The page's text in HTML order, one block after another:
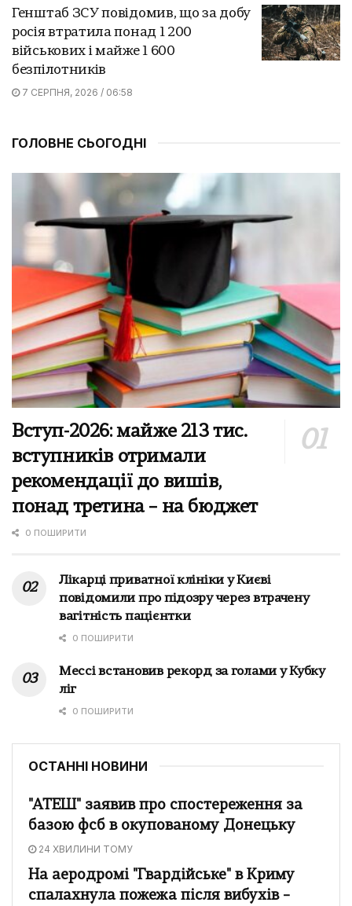
Генштаб ЗСУ повідомив, що за добу
росія втратила понад 1 200
військових і майже 1 600
безпілотників
7 СЕРПНЯ, 2026 / 06:58
ГОЛОВНЕ СЬОГОДНІ
Вступ-2026: майже 213 тис.
вступників отримали
рекомендації до вишів,
понад третина – на бюджет
0 ПОШИРИТИ
Лікарці приватної клініки у Києві
повідомили про підозру через втрачену
вагітність пацієнтки
0 ПОШИРИТИ
Мессі встановив рекорд за голами у Кубку
ліг
0 ПОШИРИТИ
ОСТАННІ НОВИНИ
"АТЕШ" заявив про спостереження за
базою фсб в окупованому Донецьку
24 ХВИЛИНИ ТОМУ
На аеродромі "Гвардійське" в Криму
спалахнула пожежа після вибухів –